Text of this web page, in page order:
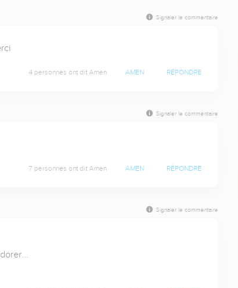
Signaler le commentaire
4 personnes ont dit Amen AMEN RÉPONDRE
Signaler le commentaire
7 personnes ont dit Amen AMEN RÉPONDRE
Signaler le commentaire